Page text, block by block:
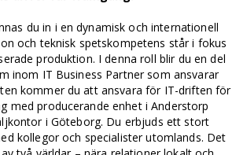
du in i en dynamisk och internationell
och teknisk spetskompetens står i fokus
produktion. I denna roll blir du en del
inom IT Business Partner som ansvarar
kommer du att ansvara för IT-driften för
med producerande enhet i Anderstorp
i Göteborg. Du erbjuds ett stort
kollegor och specialister utomlands. Det